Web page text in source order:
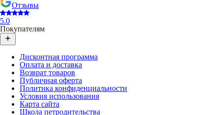
Отзывы
5.0
Покупателям
Дисконтная программа
Оплата и доставка
Возврат товаров
Публичная оферта
Политика конфиденциальности
Условия использования
Карта сайта
Школа петродительства